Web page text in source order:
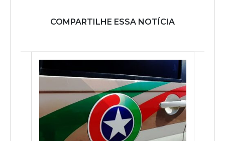
COMPARTILHE ESSA NOTÍCIA